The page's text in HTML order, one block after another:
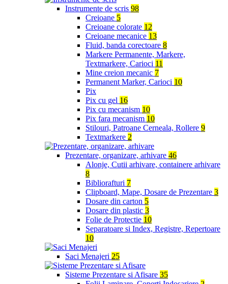
Instrumente de scris 98
Creioane 5
Creioane colorate 12
Creioane mecanice 13
Fluid, banda corectoare 8
Markere Permanente, Markere,
Textmarkere, Carioci 11
Mine creion mecanic 7
Permanent Marker, Carioci 10
Pix
Pix cu gel 16
Pix cu mecanism 10
Pix fara mecanism 10
Stilouri, Patroane Cerneala, Rollere 9
Textmarkere 2
Prezentare, organizare, arhivare 46
Alonje, Cutii arhivare, containere arhivare
8
Bibliorafturi 7
Clipboard, Mape, Dosare de Prezentare 3
Dosare din carton 5
Dosare din plastic 3
Folie de Protectie 10
Separatoare si Index, Registre, Repertoare
10
Saci Menajeri 25
Sisteme Prezentare si Afisare 35